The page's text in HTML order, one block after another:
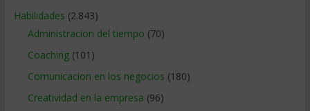
Habilidades (2.843)
Administracion del tiempo (70)
Coaching(101)
Comunicacion en los negocios (180)
Creatividad en la empresa (96)